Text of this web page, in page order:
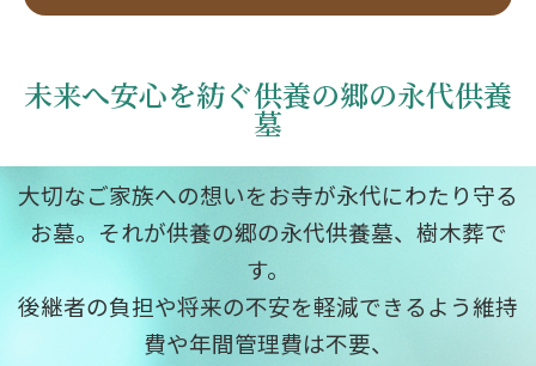
未来へ安心を紡ぐ供養の郷の永代供養
墓
大切なご家族への想いをお寺が永代にわたり守る
お墓。それが供養の郷の永代供養墓、樹木葬で
す。
後継者の負担や将来の不安を軽減できるよう維持
費や年間管理費は不要、